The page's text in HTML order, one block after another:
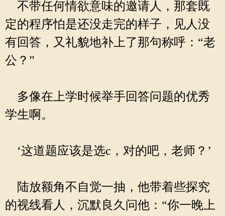
不带任何情欲意味的邀请人，那套既
定的程序怕是还没走完的样子，见人没
有回答，又礼貌地补上了那句称呼：“老
公？”
多像在上学时候举手回答问题的优秀
学生啊。
‘这道题应该是选c，对的吧，老师？’
陆放额角不自觉一抽，他带着些探究
的视线看人，沉默良久问他：“你一晚上